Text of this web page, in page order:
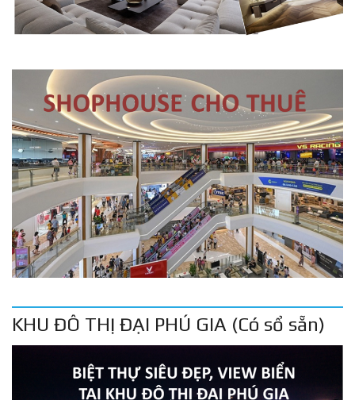
KHU ĐÔ THỊ ĐẠI PHÚ GIA (Có sổ sẵn)